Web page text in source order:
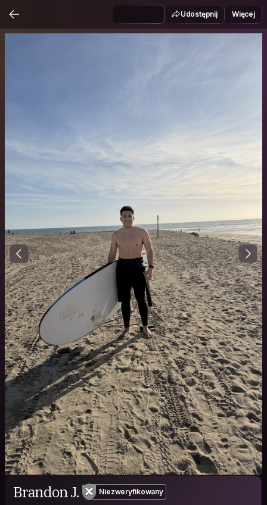
Udostępnij Więcej
Brandon J. Niezweryfikowany